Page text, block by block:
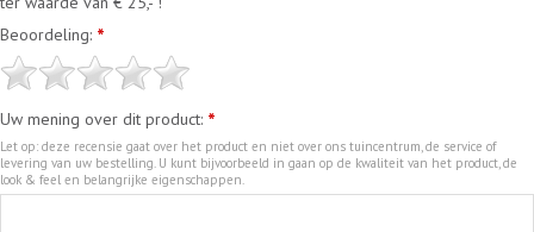
Beoordeling: *
Uw mening over dit product: *
Let op: deze recensie gaat over het product en niet over ons tuincentrum, de service of
levering van uw bestelling. U kunt bijvoorbeeld in gaan op de kwaliteit van het product, de
look & feel en belangrijke eigenschappen.